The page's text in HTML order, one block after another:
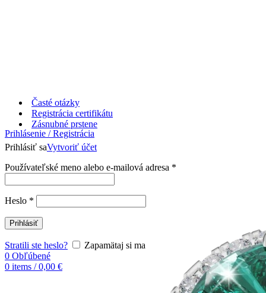
Časté otázky
Registrácia certifikátu
Prihlásenie / Registrácia
Prihlásiť saVytvoriť účet
Používateľské meno alebo e-mailová adresa *
Heslo *
Prihlásiť
Stratili ste heslo?
Zapamätaj si ma
0 Obľúbené
0 items / 0,00 €
Zásnubné prstene